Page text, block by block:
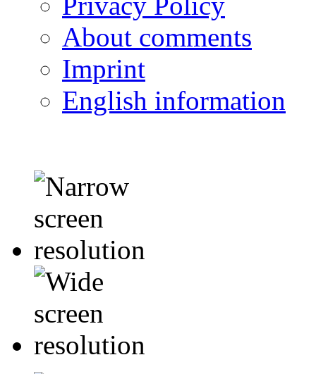
About comments
Imprint
English information